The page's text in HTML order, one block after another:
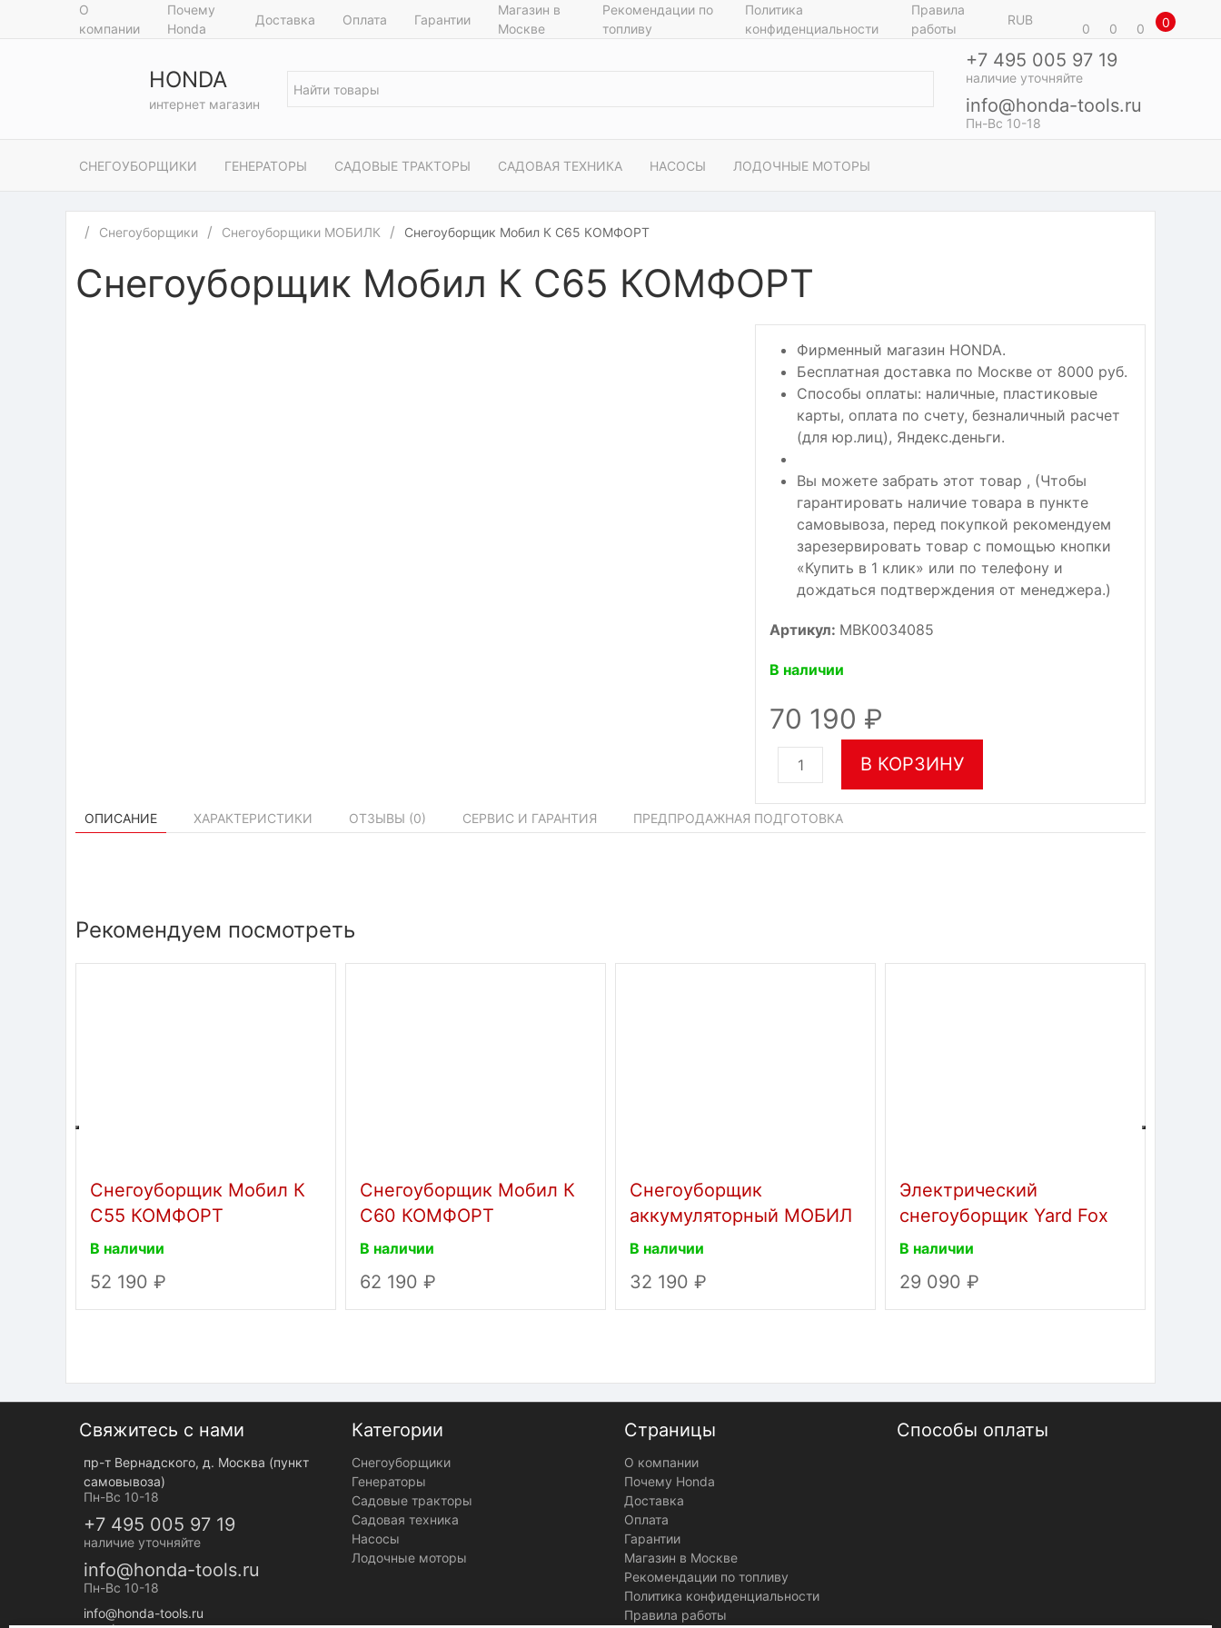
О
компании
Почему
Honda
Доставка Оплата Гарантии
Магазин в
Москве
Рекомендации по
топливу
Политика
конфиденциальности
Правила
работы
RUB
0 0 0 0
HONDA
интернет магазин
+7 495 005 97 19
наличие уточняйте
info@honda-tools.ru
Пн-Вс 10-18
СНЕГОУБОРЩИКИ ГЕНЕРАТОРЫ САДОВЫЕ ТРАКТОРЫ САДОВАЯ ТЕХНИКА НАСОСЫ ЛОДОЧНЫЕ МОТОРЫ
Снегоуборщики Снегоуборщики МОБИЛК Снегоуборщик Мобил К С65 КОМФОРТ
Снегоуборщик Мобил К С65 КОМФОРТ
Фирменный магазин HONDA.
Бесплатная доставка по Москве от 8000 руб.
Способы оплаты: наличные, пластиковые
карты, оплата по счету, безналичный расчет
(для юр.лиц), Яндекс.деньги.
Вы можете забрать этот товар , (Чтобы
гарантировать наличие товара в пункте
самовывоза, перед покупкой рекомендуем
зарезервировать товар с помощью кнопки
«Купить в 1 клик» или по телефону и
дождаться подтверждения от менеджера.)
Артикул: MBK0034085
В наличии
70 190
В КОРЗИНУ
ОПИСАНИЕ ХАРАКТЕРИСТИКИ ОТЗЫВЫ (0) СЕРВИС И ГАРАНТИЯ ПРЕДПРОДАЖНАЯ ПОДГОТОВКА
Рекомендуем посмотреть
Снегоуборщик Мобил К
С55 КОМФОРТ
В наличии
52 190
Снегоуборщик Мобил К
С60 КОМФОРТ
В наличии
62 190
Cнегоуборщик
аккумуляторный МОБИЛ
К СA53 ПРЕМИУМ 60
В наличии
32 190
Электрический
снегоуборщик Yard Fox
BASIC 4625E
В наличии
29 090
Свяжитесь с нами
пр-т Вернадского, д. Москва (пункт
самовывоза)
Пн-Вс 10-18
+7 495 005 97 19
наличие уточняйте
info@honda-tools.ru
Пн-Вс 10-18
info@honda-tools.ru
Категории
Снегоуборщики
Генераторы
Садовые тракторы
Садовая техника
Насосы
Лодочные моторы
Страницы
О компании
Почему Honda
Доставка
Оплата
Гарантии
Магазин в Москве
Рекомендации по топливу
Политика конфиденциальности
Правила работы
Способы оплаты